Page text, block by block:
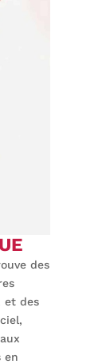
des
et des
en